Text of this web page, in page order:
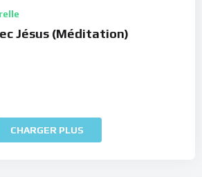
Jésus (Méditation)
CHARGER PLUS